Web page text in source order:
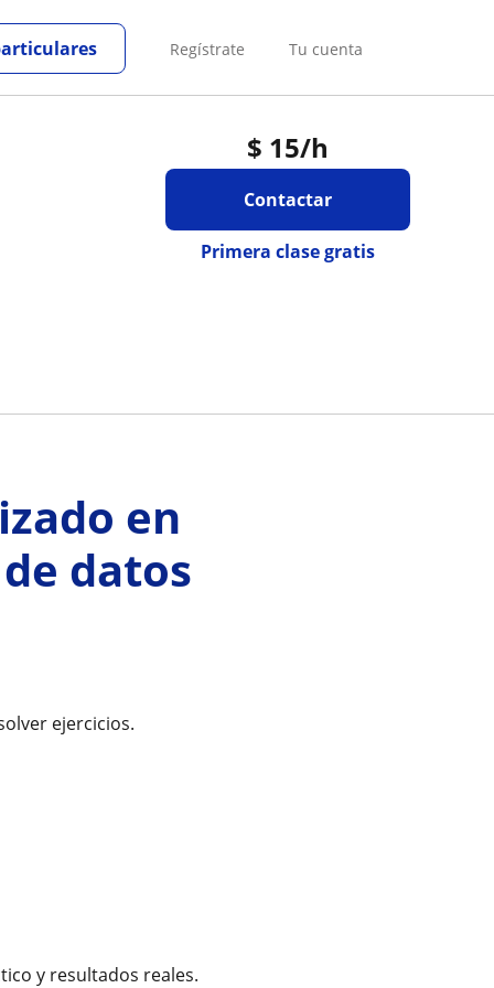
Regístrate Tu cuenta
$ 15/h
Contactar
Primera clase gratis
en
datos
ejercicios.
y resultados reales.